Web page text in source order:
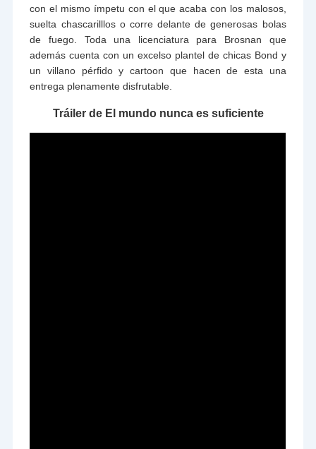
con el mismo ímpetu con el que acaba con los malosos,
suelta chascarilllos o corre delante de generosas bolas
de fuego. Toda una licenciatura para Brosnan que
además cuenta con un excelso plantel de chicas Bond y
un villano pérfido y cartoon que hacen de esta una
entrega plenamente disfrutable.
Tráiler de El mundo nunca es suficiente